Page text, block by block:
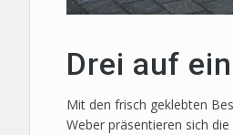
Drei auf
Mit den frisch geklebten
Weber präsentieren sich